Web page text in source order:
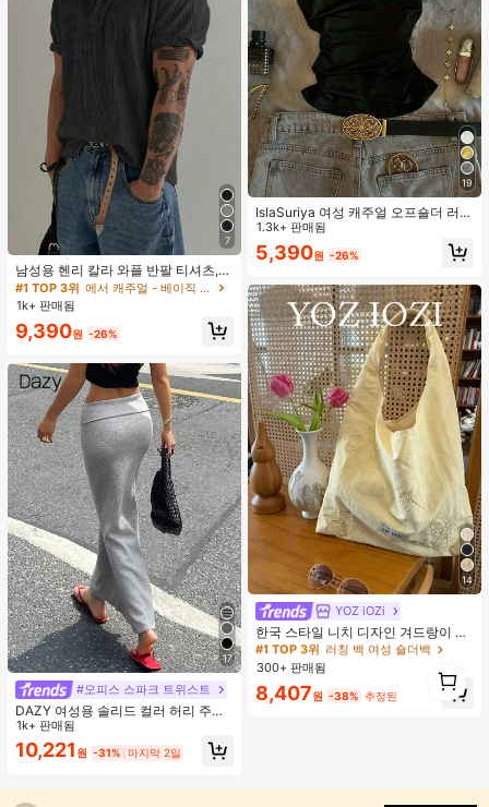
7
남성용 헨리 칼라 와플 반팔 티셔츠,
가볍고 통기성이 좋은 기본 티, 미국
미니멀리스트 스타일, 모든 계절에 적
#1 TOP 3위
에서 캐주얼 - 베이직 남성 상의
1k+ 판매됨
9,390원 -26%
17
#오피스 스파크 트위스트
DAZY 여성용 솔리드 컬러 허리 주름
우아한 인어 스커트 여름
1k+ 판매됨
10,221 원 -31% 마지막 2일
19
IslaSuriya 여성 캐주얼 오프숄더 러치
핏 솔리드 블랙 티셔츠, 데일리 출퇴
근, 여름에 적합
1.3k+ 판매됨
5,390원 -26%
14
YOZ iOZi
한국 스타일 니치 디자인 겨드랑이 숄
더백, 다용도 패션 부드러운 여름 숄더
토트백 여성용,
#1 TOP 3위 러칭 백 여성 숄더백
거의 매진!
#1 TOP 3위 러칭 백 여성 숄더백
거의 매진!
#1 TOP 3위 러칭 백 여성 숄더백
거의 매진!
#1 TOP 3위
러칭 백 여성 숄더백
거의 매진!
300+ 판매됨
8,407원 -38% 추정된
1